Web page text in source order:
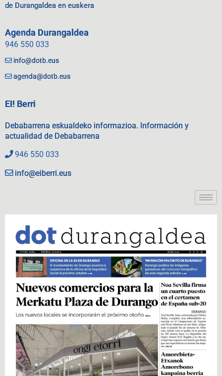
de Durangaldea en euskera
Agenda Durangaldea
946 550 033
info@dotb.eus
agenda@dotb.eus
EI! Berri
Debabarrena eskualdeko informazioa. Información y
actualidad de Debabarrena
946 550 033
info@eiberri.eus